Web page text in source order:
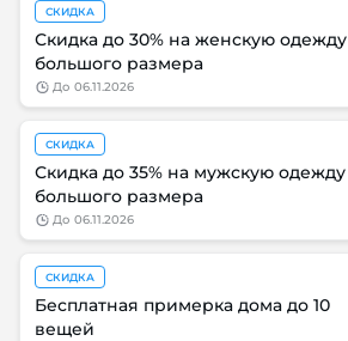
СКИДКА
Скидка до 30% на женскую одежду
большого размера
до 06.11.2026
СКИДКА
Скидка до 35% на мужскую одежду
большого размера
до 06.11.2026
СКИДКА
Бесплатная примерка дома до 10
вещей